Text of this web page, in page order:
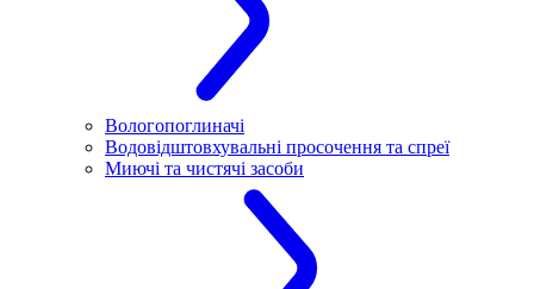
Вологопоглиначі
Водовідштовхувальні просочення та спреї
Миючі та чистячі засоби